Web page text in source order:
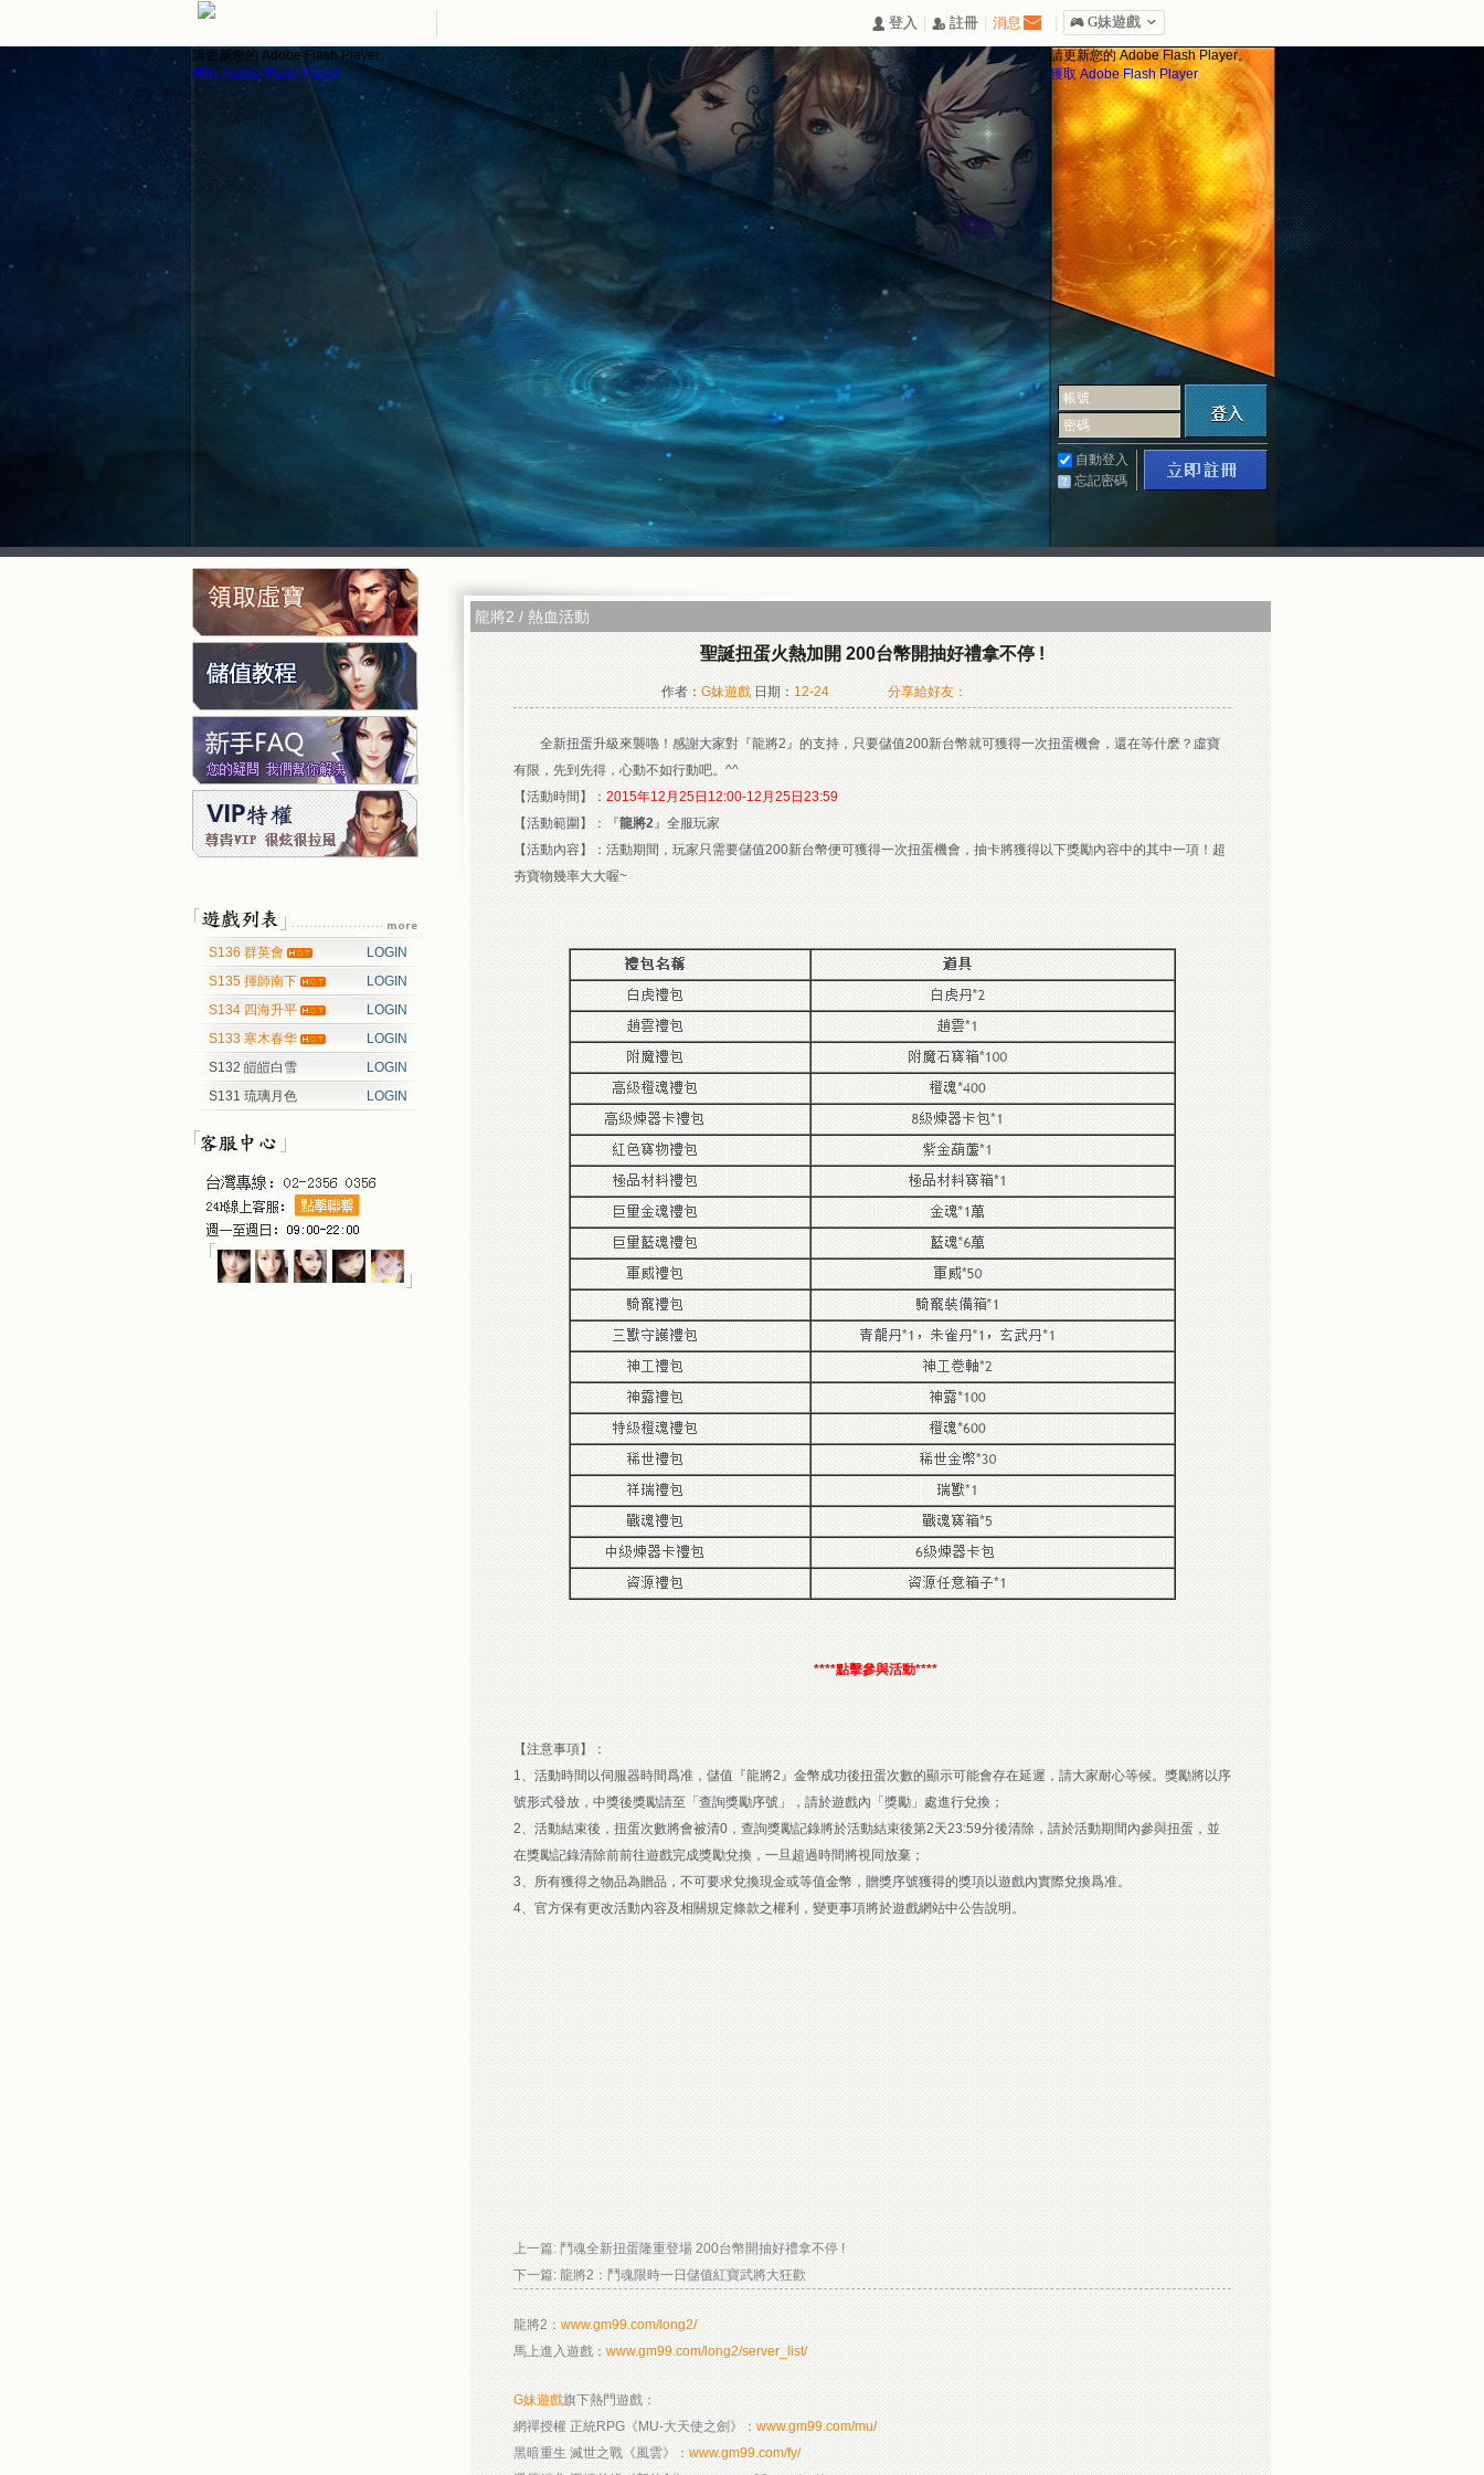
󰄭 登入 󰅍 註冊 消息 󰀷 G妹遊戲 
請更新您的 Adobe Flash Player。
獲取 Adobe Flash Player
請更新您的 Adobe Flash Player。
獲取 Adobe Flash Player
帳號
密碼
自動登入
忘記密碼
Facebook快速登入
Google快速登入
巴哈快速登入基地直接玩遊戲
台灣奇摩帳號快速登入
龍將2 / 熱血活動
聖誕扭蛋火熱加開 200台幣開抽好禮拿不停 !
作者：G妹遊戲 日期：12-24 分享給好友：
全新扭蛋升級來襲嚕！感謝大家對『龍將2』的支持，只要儲值200新台幣就可獲得一次扭蛋機會，還在等什麽？虛寶
有限，先到先得，心動不如行動吧。^^
【活動時間】：2015年12月25日12:00-12月25日23:59
【活動範圍】：『龍將2』全服玩家
【活動內容】：活動期間，玩家只需要儲值200新台幣便可獲得一次扭蛋機會，抽卡將獲得以下獎勵內容中的其中一項！超
夯寶物幾率大大喔~
****點擊參與活動****
【注意事項】：
1、活動時間以伺服器時間爲准，儲值『龍將2』金幣成功後扭蛋次數的顯示可能會存在延遲，請大家耐心等候。獎勵將以序
號形式發放，中獎後獎勵請至「查詢獎勵序號」，請於遊戲內「獎勵」處進行兌換；
2、活動結束後，扭蛋次數將會被清0，查詢獎勵記錄將於活動結束後第2天23:59分後清除，請於活動期間內參與扭蛋，並
在獎勵記錄清除前前往遊戲完成獎勵兌換，一旦超過時間將視同放棄；
3、所有獲得之物品為贈品，不可要求兌換現金或等值金幣，贈獎序號獲得的獎項以遊戲內實際兌換爲准。
4、官方保有更改活動內容及相關規定條款之權利，變更事項將於遊戲網站中公告說明。
上一篇:鬥魂全新扭蛋隆重登場 200台幣開抽好禮拿不停 !
下一篇:龍將2：鬥魂限時一日儲值紅寶武將大狂歡
龍將2：www.gm99.com/long2/
馬上進入遊戲：www.gm99.com/long2/server_list/
G妹遊戲旗下熱門遊戲：
網禪授權 正統RPG《MU-大天使之劍》：www.gm99.com/mu/
黑暗重生 滅世之戰《風雲》：www.gm99.com/fy/
LOGIN
S136 群英會
LOGIN
S135 揮師南下
LOGIN
S134 四海升平
LOGIN
S133 寒木春华
LOGIN
S132 皚皚白雪
LOGIN
S131 琉璃月色